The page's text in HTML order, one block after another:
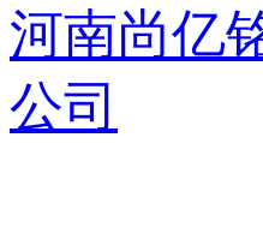
河南尚亿
公司